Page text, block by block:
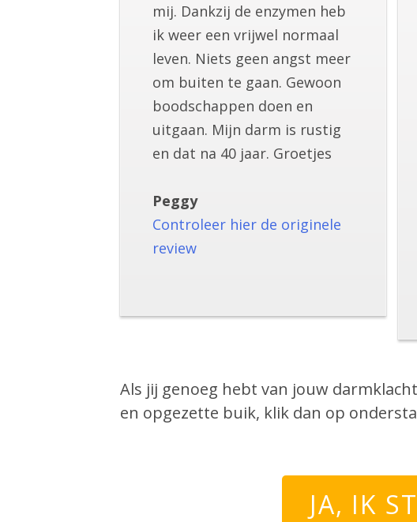
mij. Dankzij de enzymen heb
ik weer een vrijwel normaal
leven. Niets geen angst meer
om buiten te gaan. Gewoon
boodschappen doen en
uitgaan. Mijn darm is rustig
en dat na 40 jaar. Groetjes
Peggy
Controleer hier de originele
review
Als jij genoeg hebt van jouw
en opgezette buik, klik dan op
JA, IK